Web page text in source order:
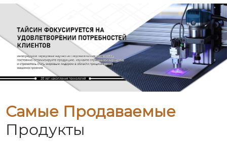
Самые Продаваемые
Продукты